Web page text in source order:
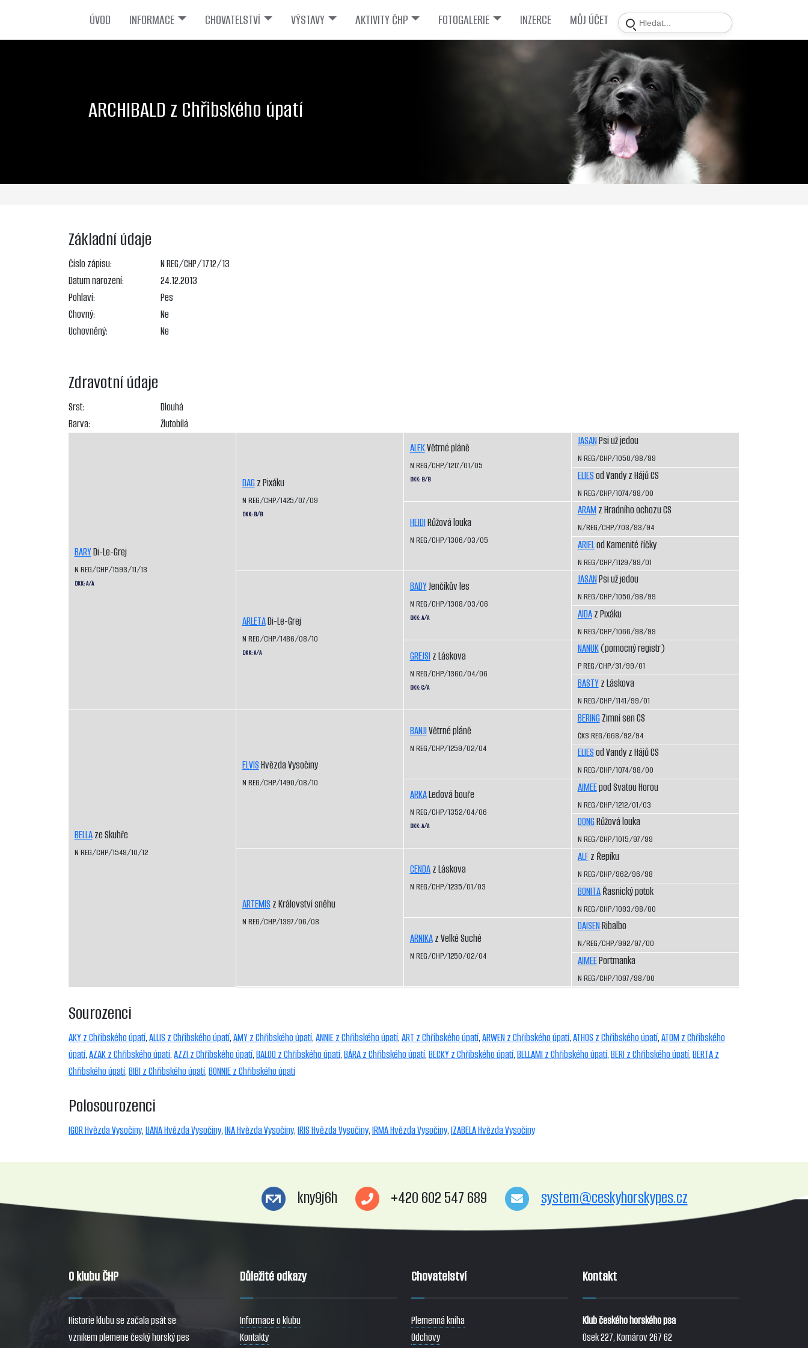
ÚVOD INFORMACE CHOVATELSTVÍ VÝSTAVY AKTIVITY ČHP FOTOGALERIE INZERCE MŮJ ÚČET
ARCHIBALD z Chřibského úpatí
Základní údaje
Číslo zápisu:
N REG/CHP/1712/13
Datum narození:
24.12.2013
Pohlaví:
Pes
Chovný:
Ne
Uchovněný:
Ne
Zdravotní údaje
Srst:
Dlouhá
Barva:
Žlutobílá
BARYDi-Le-Grej
N REG/CHP/1593/11/13
DKK: A/A
BELLAze Skuhře
N REG/CHP/1549/10/12
DAGz Pixáku
N REG/CHP/1425/07/09
DKK: B/B
ARLETADi-Le-Grej
N REG/CHP/1486/08/10
DKK: A/A
ELVISHvězda Vysočiny
N REG/CHP/1490/08/10
ARTEMIS z Království sněhu
N REG/CHP/1397/06/08
ALEKVětrné pláně
N REG/CHP/1217/01/05
DKK: B/B
HEIDIRůžová louka
N REG/CHP/1306/03/05
BADYJenčíkův les
N REG/CHP/1308/03/06
DKK: A/A
GREJSIz Láskova
N REG/CHP/1360/04/06
DKK: C/A
BANJIVětrné pláně
N REG/CHP/1259/02/04
ARKALedová bouře
N REG/CHP/1352/04/06
DKK: A/A
CENDAz Láskova
N REG/CHP/1235/01/03
ARNIKAz Velké Suché
N REG/CHP/1250/02/04
JASANPsi už jedou
N REG/CHP/1050/98/99
ELIESod Vandy z Hájů CS
N REG/CHP/1074/98/00
ARAMz Hradního ochozu CS
N/REG/CHP/703/93/94
ARIELod Kamenité říčky
N REG/CHP/1129/99/01
JASANPsi už jedou
N REG/CHP/1050/98/99
AIDAz Pixáku
N REG/CHP/1066/98/99
NANUK(pomocný registr)
P REG/CHP/31/99/01
BASTYz Láskova
N REG/CHP/1141/99/01
BERINGZimní sen CS
ČKS REG/668/92/94
ELIESod Vandy z Hájů CS
N REG/CHP/1074/98/00
AIMEEpod Svatou Horou
N REG/CHP/1212/01/03
DONGRůžová louka
N REG/CHP/1015/97/99
ALFz Řepíku
N REG/CHP/962/96/98
BONITAŘasnický potok
N REG/CHP/1093/98/00
DAISENRibalbo
N/REG/CHP/992/97/00
AIMEEPortmanka
N REG/CHP/1097/98/00
Sourozenci
AKY z Chřibského úpatí,ALLIS z Chřibského úpatí,AMY z Chřibského úpatí,ANNIE z Chřibského úpatí,ART z Chřibského úpatí,ARWEN z Chřibského úpatí,ATHOS z Chřibského úpatí,ATOM z Chřibského
úpatí,AZAK z Chřibského úpatí,AZZI z Chřibského úpatí,BALOO z Chřibského úpatí,BÁRA z Chřibského úpatí,BECKY z Chřibského úpatí,BELLAMI z Chřibského úpatí,BERI z Chřibského úpatí,BERTA z
Chřibského úpatí,BIBI z Chřibského úpatí,BONNIE z Chřibského úpatí
Polosourozenci
IGOR Hvězda Vysočiny,IJANA Hvězda Vysočiny,INA Hvězda Vysočiny,IRIS Hvězda Vysočiny,IRMA Hvězda Vysočiny,IZABELA Hvězda Vysočiny
kny9j6h +420 602 547 689 system@ceskyhorskypes.cz
O klubu ČHP
Historie klubu se začala psát se
vznikem plemene český horský pes
Důležité odkazy
Informace o klubu
Kontakty
Chovatelství
Plemenná kniha
Odchovy
Kontakt
Klub českého horského psa
Osek 227, Komárov 267 62